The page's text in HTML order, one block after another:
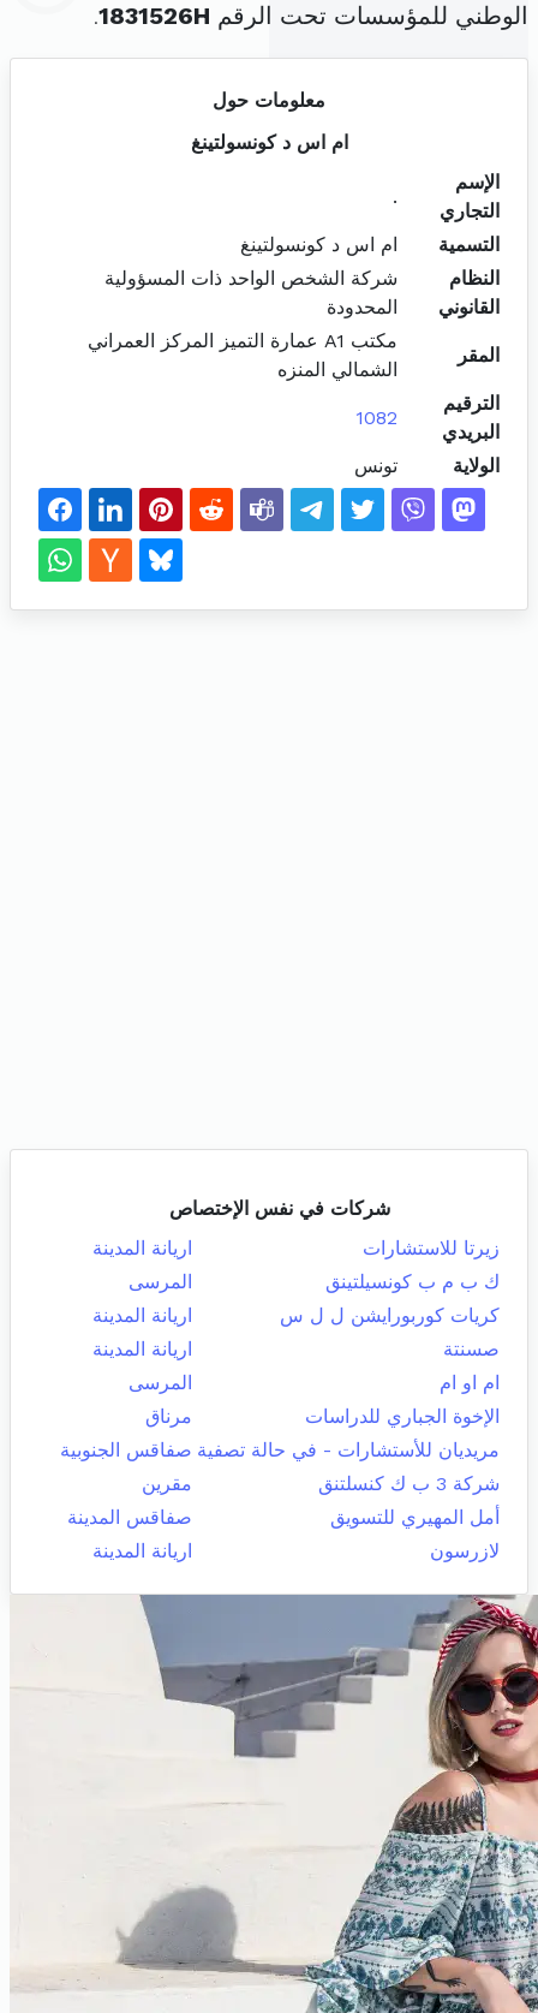
الوطني للمؤسسات تحت الرقم 1831526H
.
معلومات حول
ام اس د كونسولتينغ
الإسم
التجاري
.
التسمية
ام اس د كونسولتينغ
النظام
القانوني
شركة الشخص الواحد ذات المسؤولية
المحدودة
المقر
مكتب A1 عمارة التميز المركز العمراني
الشمالي المنزه
الترقيم
البريدي
1082
الولاية تونس
شركات في نفس الإختصاص
زيرتا للاستشارات
اريانة المدينة
ك ب م ب كونسيلتينق
المرسى
كريات كوربورايشن ل ل س
اريانة المدينة
صسنتة
اريانة المدينة
ام او ام
المرسى
الإخوة الجباري للدراسات
مرناق
مريديان للأستشارات - في حالة تصفية صفاقس الجنوبية
شركة 3 ب ك كنسلتنق
مقرين
أمل المهيري للتسويق
صفاقس المدينة
لازرسون
اريانة المدينة